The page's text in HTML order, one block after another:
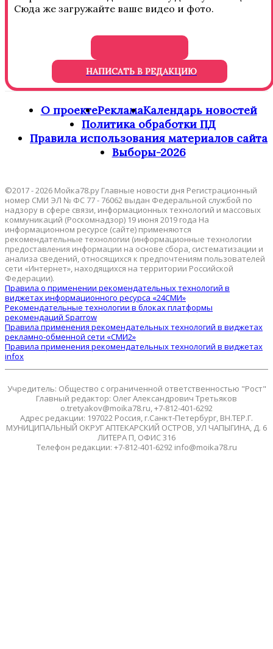
Сюда же загружайте ваше видео и фото.
НАПИСАТЬ В РЕДАКЦИЮ
О проектеРекламаКалендарь новостей
Политика обработки ПД
Правила использования материалов сайта
Выборы-2026
©2017 - 2026 Мойка78.ру Главные новости дня Регистрационный
номер СМИ ЭЛ № ФС 77 - 76062 выдан Федеральной службой по
надзору в сфере связи, информационных технологий и массовых
коммуникаций (Роскомнадзор) 19 июня 2019 года На
информационном ресурсе (сайте) применяются
рекомендательные технологии (информационные технологии
предоставления информации на основе сбора, систематизации и
анализа сведений, относящихся к предпочтениям пользователей
сети «Интернет», находящихся на территории Российской
Федерации).
Правила о применении рекомендательных технологий в
виджетах информационного ресурса «24СМИ»
Рекомендательные технологии в блоках платформы
рекомендаций Sparrow
Правила применения рекомендательных технологий в виджетах
рекламно-обменной сети «СМИ2»
Правила применения рекомендательных технологий в виджетах
infox
Учредитель: Общество с ограниченной ответственностью "Рост"
Главный редактор: Олег Александрович Третьяков
o.tretyakov@moika78.ru, +7-812-401-6292
Адрес редакции: 197022 Россия, г.Санкт-Петербург, ВН.ТЕР.Г.
МУНИЦИПАЛЬНЫЙ ОКРУГ АПТЕКАРСКИЙ ОСТРОВ, УЛ ЧАПЫГИНА, Д. 6
ЛИТЕРА П, ОФИС 316
Телефон редакции: +7-812-401-6292 info@moika78.ru